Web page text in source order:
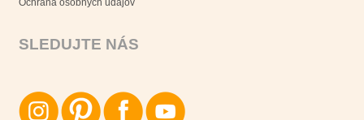
Ochrana osobných údajov
SLEDUJTE NÁS